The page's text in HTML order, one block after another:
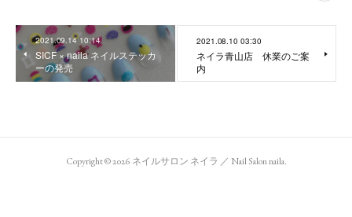
2021.09.14 10:14
SICF × naila ネイルステッカ
ーの発売
2021.08.10 03:30
ネイラ青山店 休業のご案
内
Copyright ©2026 ネイルサロン ネイラ ／ Nail Salon naila.